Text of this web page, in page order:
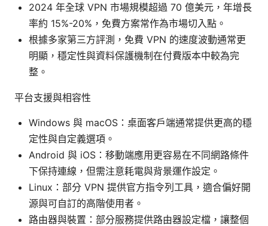
2024 年全球 VPN 市場規模超過 70 億美元，年增長
率約 15%-20%，免費方案常作為市場切入點。
根據多家第三方評測，免費 VPN 的速度波動通常更
明顯，穩定性與資料保護機制在付費版本中較為完
整。
平台支援與相容性
Windows 與 macOS：桌面客戶端通常提供更高的穩
定性與自定義選項。
Android 與 iOS：移動端應用更容易在不同網路條件
下保持連線，但需注意耗電與背景運作設定。
Linux：部分 VPN 提供官方指令列工具，適合偏好開
源與可自訂的高階使用者。
路由器與裝置：部分服務提供路由器設定檔，讓整個